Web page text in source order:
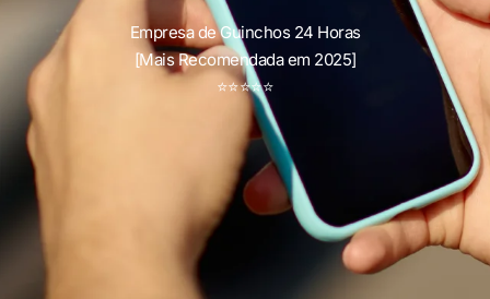
Empresa de Guinchos 24 Horas
[Mais Recomendada em 2025]
⭐⭐⭐⭐⭐